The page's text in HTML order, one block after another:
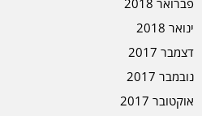
פברואר 2018
ינואר 2018
דצמבר 2017
נובמבר 2017
אוקטובר 2017